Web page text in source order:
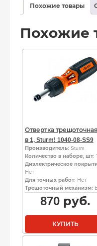
Похожие товары
Похожие
Отвертка
в 1, Sturm! 1040-08-SS9
Производитель: Sturm
Количество в наборе, шт:
Диэлектрическое
Нет
Для точных работ: Нет
Трещоточный механизм:
870 руб.
КУПИТЬ